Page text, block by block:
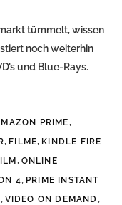
tümmelt, wissen
noch weiterhin
und Blue-Rays.
PRIME,
, FILME, KINDLE FIRE
, ONLINE
4, PRIME INSTANT
, VIDEO ON DEMAND,